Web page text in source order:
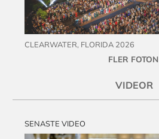
CLEARWATER, FLORIDA 2026
FLER FOTON
VIDEOR
SENASTE VIDEO